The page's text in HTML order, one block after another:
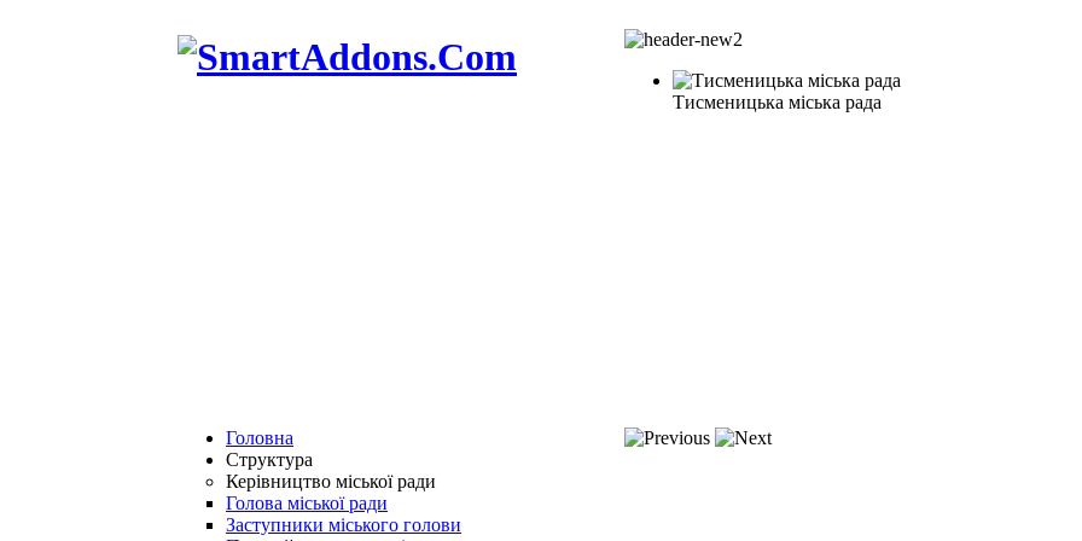
Тисменицька міська рада
Головна
Структура
Керівництво міської ради
Голова міської ради
Заступники міського голови